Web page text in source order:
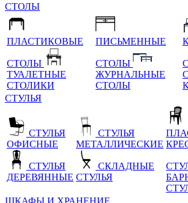
СТОЛЫ
ПЛАСТИКОВЫЕ
СТОЛЫ
ТУАЛЕТНЫЕ
СТОЛИКИ
ПИСЬМЕННЫЕ
СТОЛЫ
ЖУРНАЛЬНЫЕ
СТОЛЫ
СТУЛЬЯ
СТУЛЬЯ
ОФИСНЫЕ
СТУЛЬЯ
ДЕРЕВЯННЫЕ
СТУЛЬЯ
МЕТАЛЛИЧЕСКИЕ
СКЛАДНЫЕ
СТУЛЬЯ